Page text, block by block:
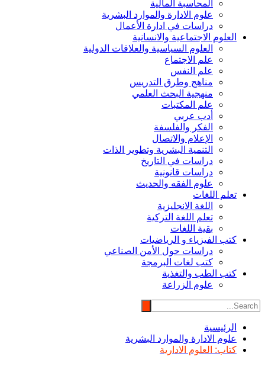
المحاسبة المالية
علوم الادارة والموارد البشرية
دراسات في ادارة الأعمال
العلوم الاجتماعية والانسانية
العلوم السياسية والعلاقات الدولية
علم الاجتماع
علم النفس
مناهج وطرق التدريس
منهجية البحث العلمي
علم المكتبات
أدب عربي
الفكر والفلسفة
الإعلام والاتصال
التنمية البشرية وتطوير الذات
دراسات في التاريخ
دراسات قانونية
علوم الفقه والحديث
تعلم اللغات
اللغة الانجليزية
تعلم اللغة التركية
بقية اللغات
كتب الفيزياء و الرياضيات
دراسات حول الأمن الصناعي
كتب لغات البرمجة
كتب الطب والتغذية
علوم الزراعة
الرئيسية
علوم الادارة والموارد البشرية
كتاب: العلوم الادارية